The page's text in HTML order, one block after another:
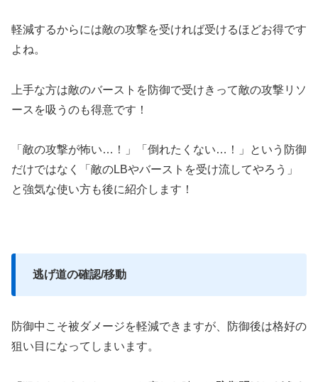
軽減するからには敵の攻撃を受ければ受けるほどお得です
よね。
上手な方は敵のバーストを防御で受けきって敵の攻撃リソ
ースを吸うのも得意です！
「敵の攻撃が怖い…！」「倒れたくない…！」という防御
だけではなく「敵のLBやバーストを受け流してやろう」
と強気な使い方も後に紹介します！
逃げ道の確認/移動
防御中こそ被ダメージを軽減できますが、防御後は格好の
狙い目になってしまいます。